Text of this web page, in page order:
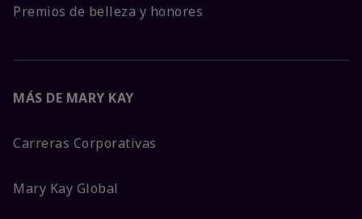
Premios de belleza y honores
MÁS DE MARY KAY
Carreras Corporativas
Mary Kay Global